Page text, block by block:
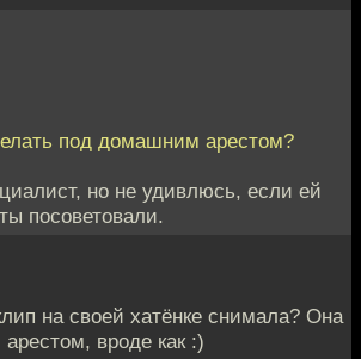
под домашним арестом?
но не удивлюсь, если ей
посоветовали.
на своей хатёнке снимала? Она
вроде как :)